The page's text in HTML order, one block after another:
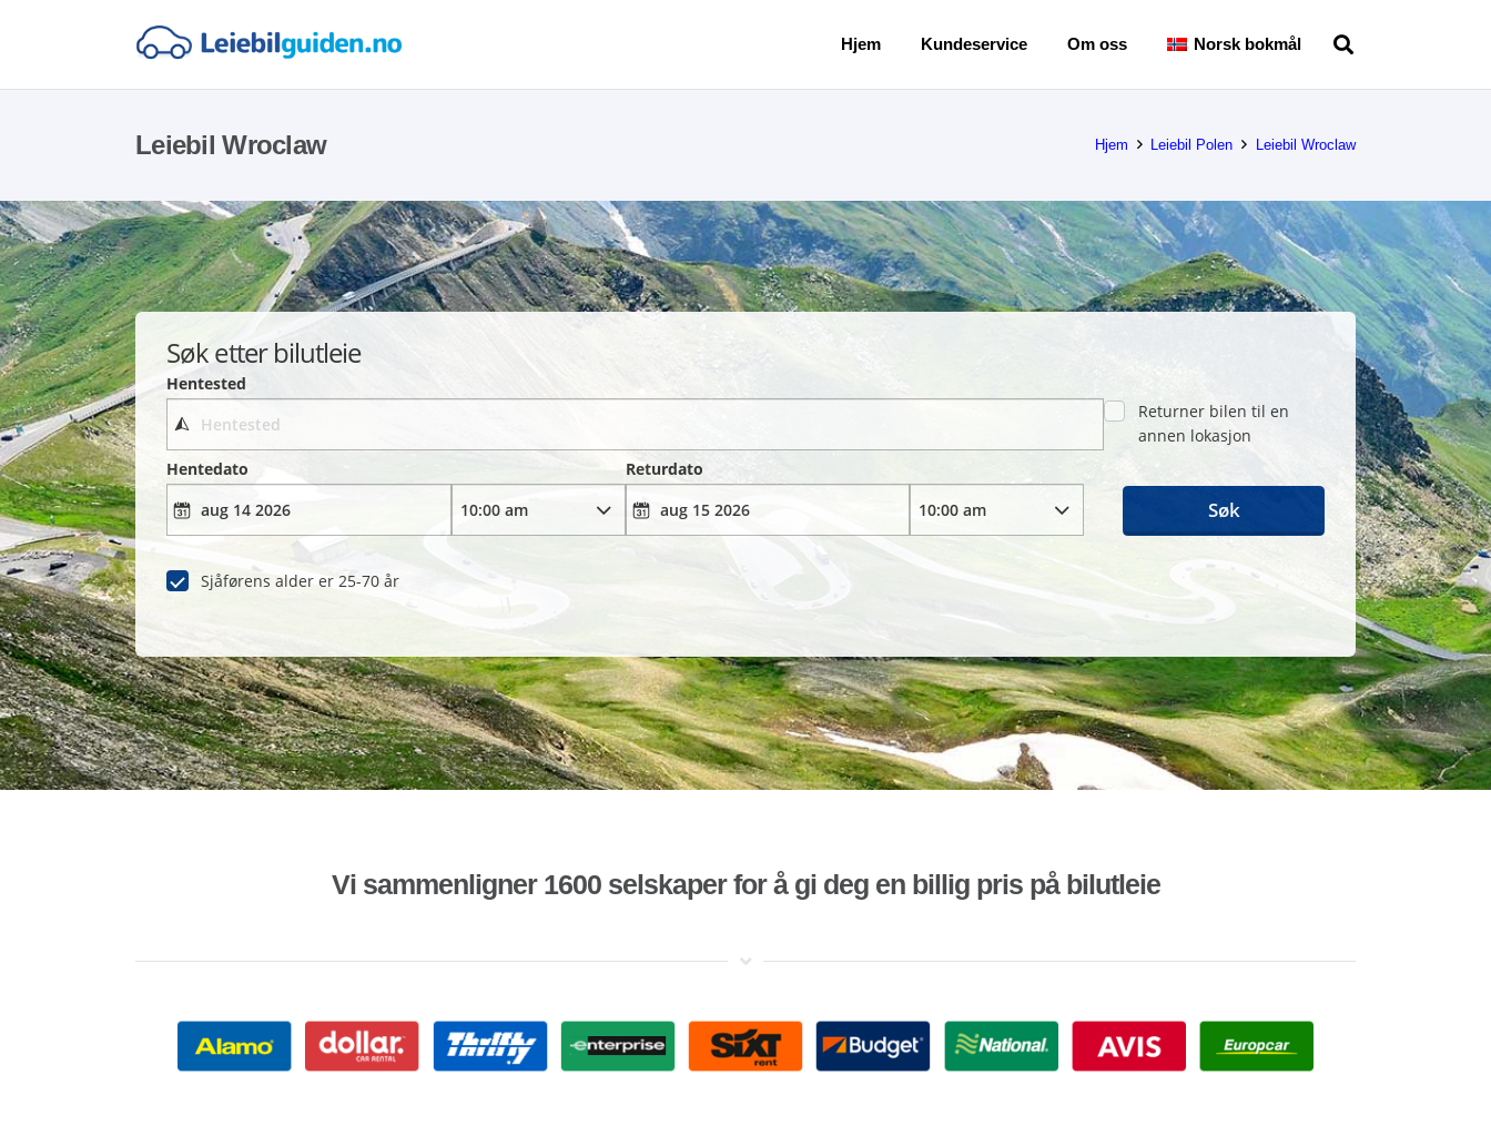
Hjem Kundeservice Om oss Norsk bokmål
Leiebil Wroclaw Hjem Leiebil Polen Leiebil Wroclaw
Søk etter bilutleie
Hentested
Returner bilen til en
annen lokasjon
Hentedato
Returdato
Sjåførens alder er 25-70 år
Søk
Vi sammenligner 1600 selskaper for å gi deg en billig pris på bilutleie